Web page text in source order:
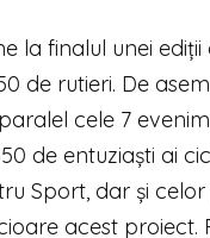
la finalul unei
de rutieri. De
cele 7
de entuziaști ai
Sport, dar și
acest proiect.